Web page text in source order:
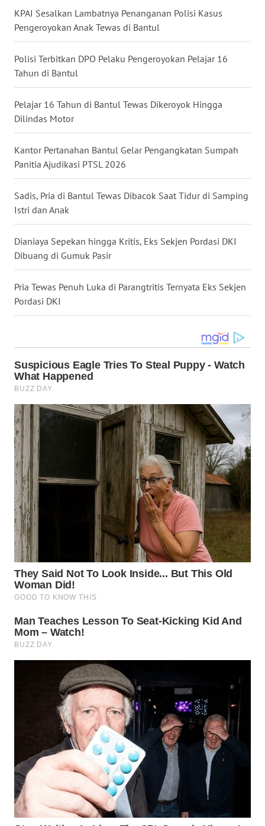
KPAI Sesalkan Lambatnya Penanganan Polisi Kasus
Pengeroyokan Anak Tewas di Bantul
Polisi Terbitkan DPO Pelaku Pengeroyokan Pelajar 16
Tahun di Bantul
Pelajar 16 Tahun di Bantul Tewas Dikeroyok Hingga
Dilindas Motor
Kantor Pertanahan Bantul Gelar Pengangkatan Sumpah
Panitia Ajudikasi PTSL 2026
Sadis, Pria di Bantul Tewas Dibacok Saat Tidur di Samping
Istri dan Anak
Dianiaya Sepekan hingga Kritis, Eks Sekjen Pordasi DKI
Dibuang di Gumuk Pasir
Pria Tewas Penuh Luka di Parangtritis Ternyata Eks Sekjen
Pordasi DKI
WN
WN
KALTIM
WN
SULSEL
WN
GORONTALO
WN
SULUT
WN
MALUKU
WN
DAIRI
WN
DANAU
TOBA
WN
NIAS
LANGKAT
WN
TAPANULI
SELATAN
WN
TANJUNG
LESUNG
SIMALUNGUN
LABUHANBATU
WN
TAPANULI